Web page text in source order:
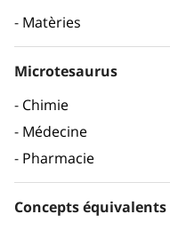
Matèries
Microtesaurus
Chimie
Médecine
Pharmacie
Concepts